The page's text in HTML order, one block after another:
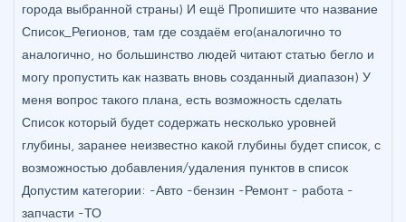
города выбранной страны) И ещё Пропишите что название
Список_Регионов, там где создаём его(аналогично то
аналогично, но большинство людей читают статью бегло и
могу пропустить как назвать вновь созданный диапазон) У
меня вопрос такого плана, есть возможность сделать
Список который будет содержать несколько уровней
глубины, заранее неизвестно какой глубины будет список, с
возможностью добавления/удаления пунктов в список
Допустим категории: -Авто -бензин -Ремонт - работа -
запчасти -ТО